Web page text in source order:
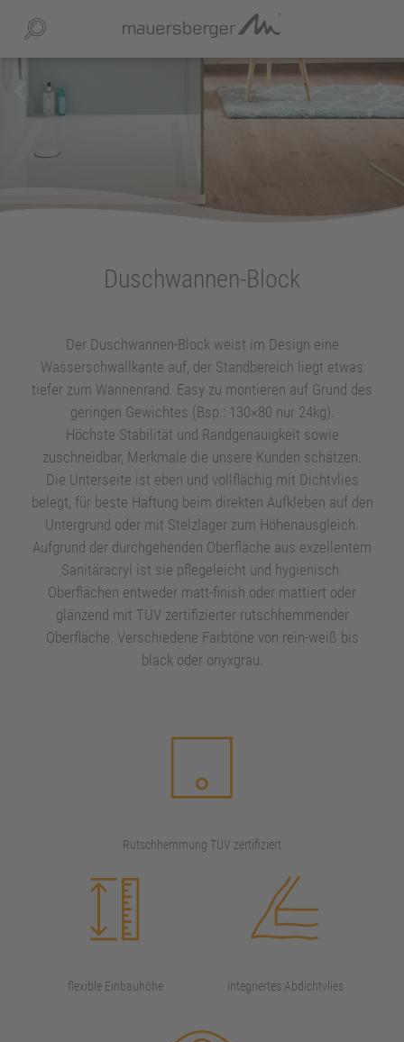
keyboard_arrow_right
AUSSTELLUNG UND BERATUNG
SERVICE keyboard_arrow_right
INSPIRATIONWORLD
BADEWANNEN
WHIRLSYSTEME keyboard_arrow_right
DESIGN-VERKLEIDUNGEN
DUSCHWANNEN/-FLÄCHEN keyboard_arrow_right
ZUBEHÖR keyboard_arrow_right
keyboard_arrow_left keyboard_arrow_right
Duschwannen-Block
Der Duschwannen-Block weist im Design eine
Wasserschwallkante auf, der Standbereich liegt etwas
tiefer zum Wannenrand. Easy zu montieren auf Grund des
geringen Gewichtes (Bsp.: 130×80 nur 24kg).
Höchste Stabilität und Randgenauigkeit sowie
zuschneidbar, Merkmale die unsere Kunden schätzen.
Die Unterseite ist eben und vollflächig mit Dichtvlies
belegt, für beste Haftung beim direkten Aufkleben auf den
Untergrund oder mit Stelzlager zum Höhenausgleich.
Aufgrund der durchgehenden Oberfläche aus exzellentem
Sanitäracryl ist sie pflegeleicht und hygienisch.
Oberflächen entweder matt-finish oder mattiert oder
glänzend mit TÜV zertifizierter rutschhemmender
Oberfläche. Verschiedene Farbtöne von rein-weiß bis
black oder onyxgrau.
Rutschhemmung TÜV zertifiziert
flexible Einbauhöhe Integriertes Abdichtvlies